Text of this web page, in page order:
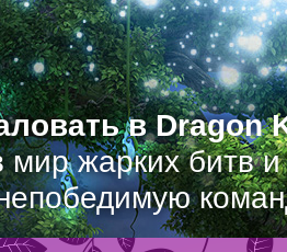
в Dragon
мир жарких битв